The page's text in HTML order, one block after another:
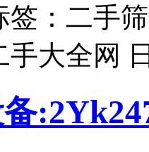
签：二手
手大全网